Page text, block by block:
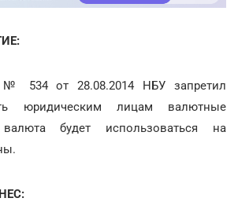
№ 534 от 28.08.2014 НБУ запретил
юридическим лицам валютные
будет использоваться на